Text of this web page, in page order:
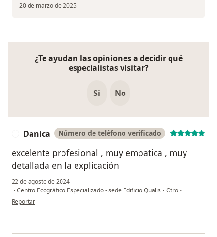
20 de marzo de 2025
¿Te ayudan las opiniones a decidir qué
especialistas visitar?
Si No
Danica Número de teléfono verificado
excelente profesional , muy empatica , muy
detallada en la explicación
22 de agosto de 2024
• Centro Ecográfico Especializado - sede Edificio Qualis • Otro •
en opinión del usuario Danica
Reportar